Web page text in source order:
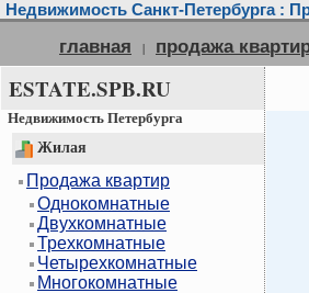
Недвижимость Санкт-Петербурга :
главная | продажа
ESTATE.SPB.RU
Недвижимость Петербурга
Жилая
Продажа квартир
Однокомнатные
Двухкомнатные
Трехкомнатные
Четырехкомнатные
Многокомнатные